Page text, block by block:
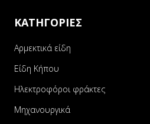
ΚΑΤΗΓΟΡΙΕΣ
Αρμεκτικά είδη
Είδη Κήπου
Ηλεκτροφόροι φράκτες
Μηχανουργικά